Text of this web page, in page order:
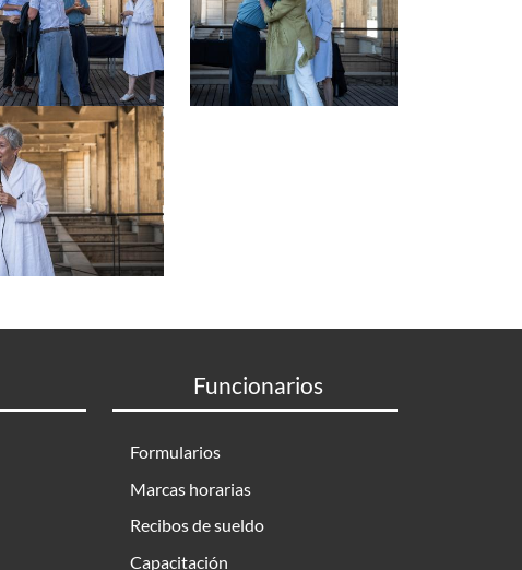
Funcionarios
Formularios
Marcas horarias
Recibos de sueldo
Capacitación